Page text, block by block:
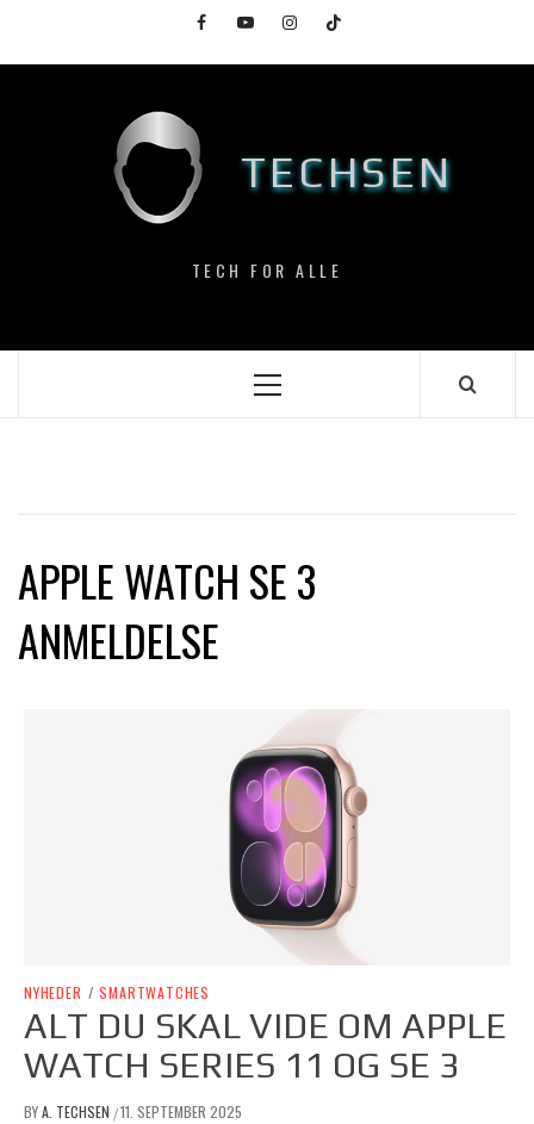
content
FacebookYouTubeInstagramTikTok
TECHSEN
TECH FOR ALLE
Primary
APPLE WATCH SE 3
ANMELDELSE
NYHEDER / SMARTWATCHES
ALT DU SKAL VIDE OM APPLE
WATCH SERIES 11 OG SE 3
BYA. TECHSEN /11. SEPTEMBER 2025